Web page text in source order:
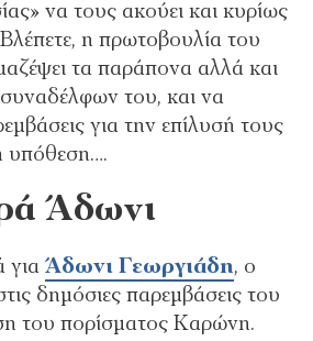
να τους ακούει και κυρίως
η πρωτοβουλία του
τα παράπονα αλλά και
συναδέλφων του, και να
για την επίλυσή τους
υπόθεση….
Άδωνι
για Άδωνι Γεωργιάδη, ο
δημόσιες παρεμβάσεις του
του πορίσματος Καρώνη.